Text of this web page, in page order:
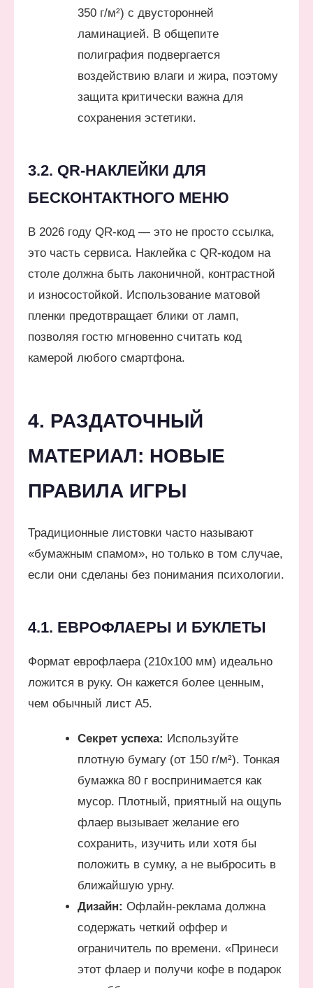
350 г/м²) с двусторонней
ламинацией. В общепите
полиграфия подвергается
воздействию влаги и жира, поэтому
защита критически важна для
сохранения эстетики.
3.2. QR-НАКЛЕЙКИ ДЛЯ
БЕСКОНТАКТНОГО МЕНЮ
В 2026 году QR-код — это не просто ссылка,
это часть сервиса. Наклейка с QR-кодом на
столе должна быть лаконичной, контрастной
и износостойкой. Использование матовой
пленки предотвращает блики от ламп,
позволяя гостю мгновенно считать код
камерой любого смартфона.
4. РАЗДАТОЧНЫЙ
МАТЕРИАЛ: НОВЫЕ
ПРАВИЛА ИГРЫ
Традиционные листовки часто называют
«бумажным спамом», но только в том случае,
если они сделаны без понимания психологии.
4.1. ЕВРОФЛАЕРЫ И БУКЛЕТЫ
Формат еврофлаера (210х100 мм) идеально
ложится в руку. Он кажется более ценным,
чем обычный лист А5.
Секрет успеха: Используйте
плотную бумагу (от 150 г/м²). Тонкая
бумажка 80 г воспринимается как
мусор. Плотный, приятный на ощупь
флаер вызывает желание его
сохранить, изучить или хотя бы
положить в сумку, а не выбросить в
ближайшую урну.
Дизайн: Офлайн-реклама должна
содержать четкий оффер и
ограничитель по времени. «Принеси
этот флаер и получи кофе в подарок